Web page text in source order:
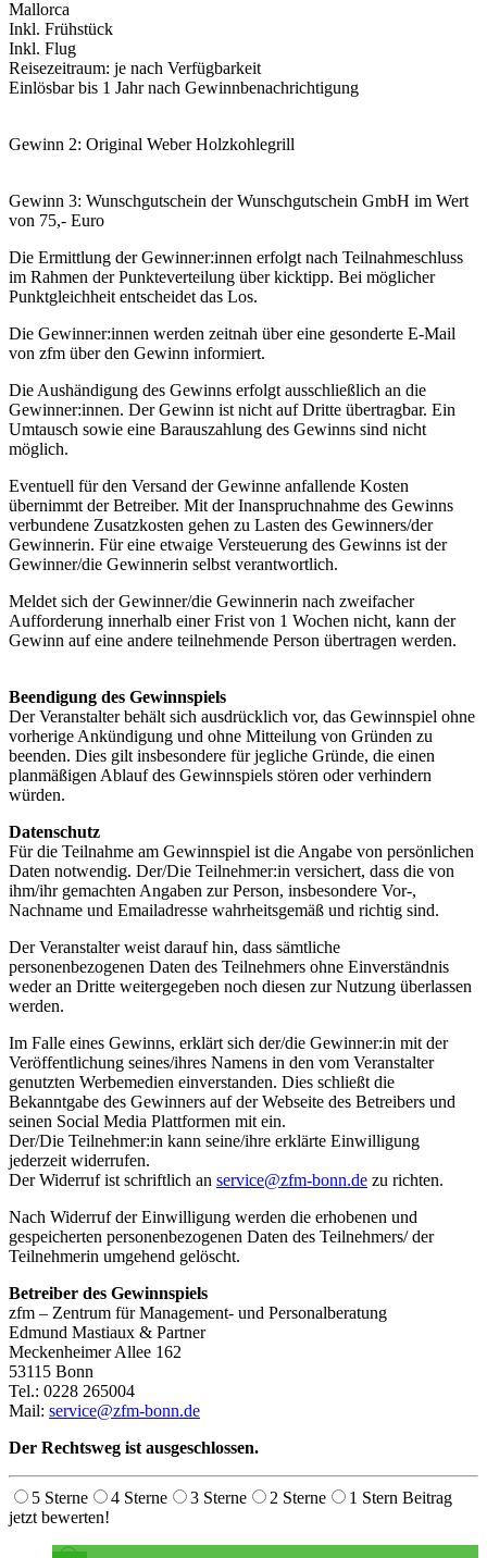
Mallorca
Inkl. Frühstück
Inkl. Flug
Reisezeitraum: je nach Verfügbarkeit
Einlösbar bis 1 Jahr nach Gewinnbenachrichtigung
Gewinn 2: Original Weber Holzkohlegrill
Gewinn 3: Wunschgutschein der Wunschgutschein GmbH im Wert
von 75,- Euro
Die Ermittlung der Gewinner:innen erfolgt nach Teilnahmeschluss
im Rahmen der Punkteverteilung über kicktipp. Bei möglicher
Punktgleichheit entscheidet das Los.
Die Gewinner:innen werden zeitnah über eine gesonderte E-Mail
von zfm über den Gewinn informiert.
Die Aushändigung des Gewinns erfolgt ausschließlich an die
Gewinner:innen. Der Gewinn ist nicht auf Dritte übertragbar. Ein
Umtausch sowie eine Barauszahlung des Gewinns sind nicht
möglich.
Eventuell für den Versand der Gewinne anfallende Kosten
übernimmt der Betreiber. Mit der Inanspruchnahme des Gewinns
verbundene Zusatzkosten gehen zu Lasten des Gewinners/der
Gewinnerin. Für eine etwaige Versteuerung des Gewinns ist der
Gewinner/die Gewinnerin selbst verantwortlich.
Meldet sich der Gewinner/die Gewinnerin nach zweifacher
Aufforderung innerhalb einer Frist von 1 Wochen nicht, kann der
Gewinn auf eine andere teilnehmende Person übertragen werden.
Beendigung des Gewinnspiels
Der Veranstalter behält sich ausdrücklich vor, das Gewinnspiel ohne
vorherige Ankündigung und ohne Mitteilung von Gründen zu
beenden. Dies gilt insbesondere für jegliche Gründe, die einen
planmäßigen Ablauf des Gewinnspiels stören oder verhindern
würden.
Datenschutz
Für die Teilnahme am Gewinnspiel ist die Angabe von persönlichen
Daten notwendig. Der/Die Teilnehmer:in versichert, dass die von
ihm/ihr gemachten Angaben zur Person, insbesondere Vor-,
Nachname und Emailadresse wahrheitsgemäß und richtig sind.
Der Veranstalter weist darauf hin, dass sämtliche
personenbezogenen Daten des Teilnehmers ohne Einverständnis
weder an Dritte weitergegeben noch diesen zur Nutzung überlassen
werden.
Im Falle eines Gewinns, erklärt sich der/die Gewinner:in mit der
Veröffentlichung seines/ihres Namens in den vom Veranstalter
genutzten Werbemedien einverstanden. Dies schließt die
Bekanntgabe des Gewinners auf der Webseite des Betreibers und
seinen Social Media Plattformen mit ein.
Der/Die Teilnehmer:in kann seine/ihre erklärte Einwilligung
jederzeit widerrufen.
Der Widerruf ist schriftlich an service@zfm-bonn.de zu richten.
Nach Widerruf der Einwilligung werden die erhobenen und
gespeicherten personenbezogenen Daten des Teilnehmers/ der
Teilnehmerin umgehend gelöscht.
Betreiber des Gewinnspiels
zfm – Zentrum für Management- und Personalberatung
Edmund Mastiaux & Partner
Meckenheimer Allee 162
53115 Bonn
Tel.: 0228 265004
Mail: service@zfm-bonn.de
Der Rechtsweg ist ausgeschlossen.
5 Sterne 4 Sterne 3 Sterne 2 Sterne 1 Stern Beitrag
jetzt bewerten!